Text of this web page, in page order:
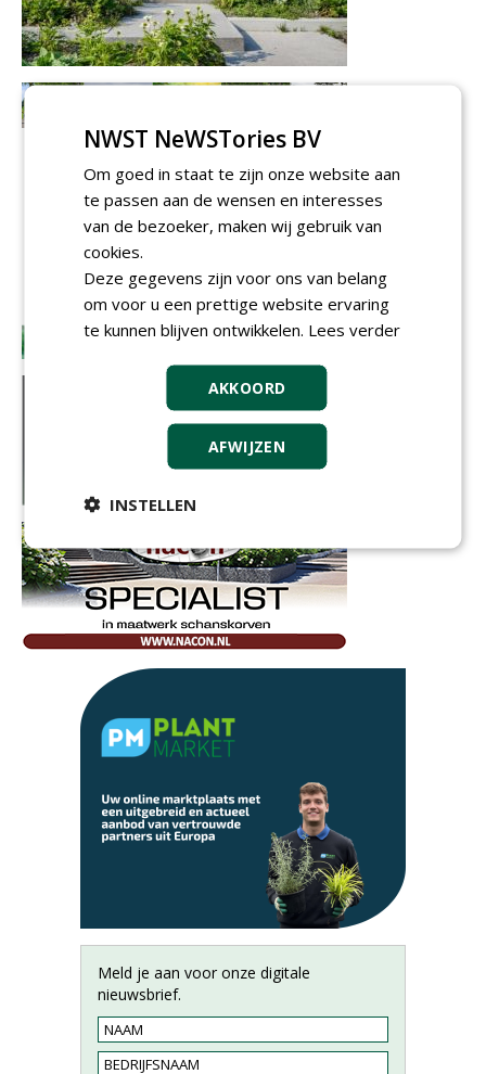
Meld je aan voor onze digitale
nieuwsbrief.
NWST NeWSTories BV
Om goed in staat te zijn onze website aan
te passen aan de wensen en interesses
van de bezoeker, maken wij gebruik van
cookies.
Deze gegevens zijn voor ons van belang
om voor u een prettige website ervaring
te kunnen blijven ontwikkelen. Lees verder
AKKOORD
AFWIJZEN
INSTELLEN